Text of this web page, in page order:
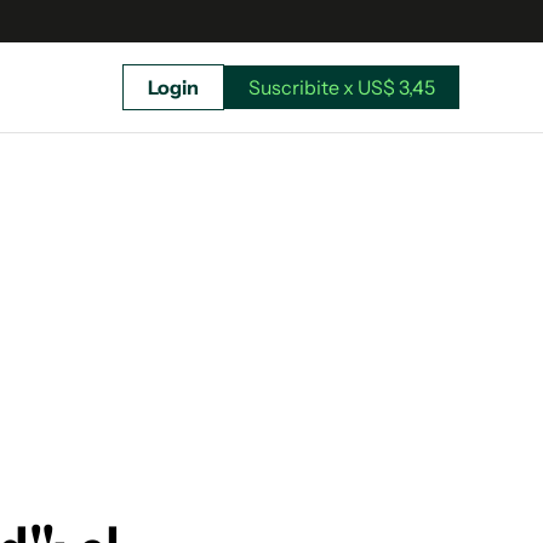
Login Suscribite x US$ 3,45